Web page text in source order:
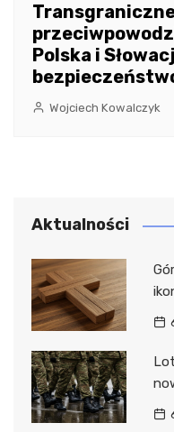
Polska i
Wojciech Kowalczyk
Aktualności